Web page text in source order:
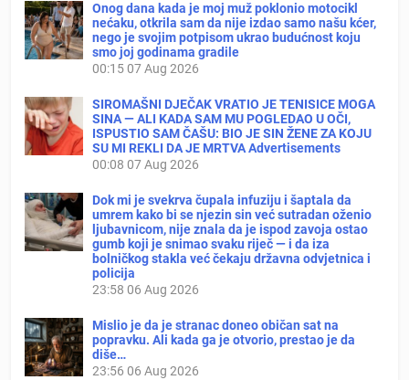
Onog dana kada je moj muž poklonio motocikl
nećaku, otkrila sam da nije izdao samo našu kćer,
nego je svojim potpisom ukrao budućnost koju
smo joj godinama gradile
00:1507 Aug 2026
SIROMAŠNI DJEČAK VRATIO JE TENISICE MOGA
SINA — ALI KADA SAM MU POGLEDAO U OČI,
ISPUSTIO SAM ČAŠU: BIO JE SIN ŽENE ZA KOJU
SU MI REKLI DA JE MRTVA Advertisements
00:08 07 Aug 2026
Dok mi je svekrva čupala infuziju i šaptala da
umrem kako bi se njezin sin već sutradan oženio
ljubavnicom, nije znala da je ispod zavoja ostao
gumb koji je snimao svaku riječ — i da iza
bolničkog stakla već čekaju državna odvjetnica i
policija
23:58 06 Aug 2026
Mislio je da je stranac doneo običan sat na
popravku. Ali kada ga je otvorio, prestao je da
diše…
23:56 06 Aug 2026